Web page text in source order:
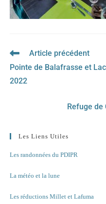
Read
articles
Article précédent
Pointe de Balafrasse et
2022
Refuge de
Les Liens Utiles
Les randonnées du PDIPR
La météo et la lune
Les réductions Millet et Lafuma